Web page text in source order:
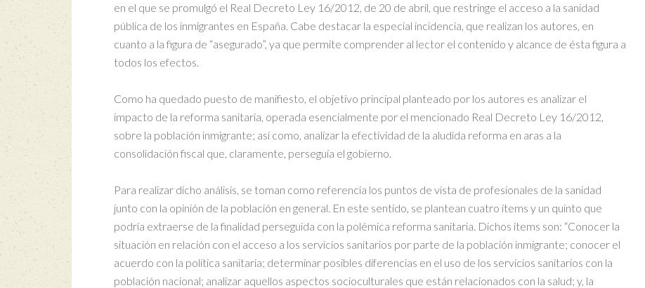
en el que se promulgó el Real Decreto Ley 16/2012, de 20 de abril, que restringe el acceso a la sanidad
pública de los inmigrantes en España. Cabe destacar la especial incidencia, que realizan los autores, en
cuanto a la figura de “asegurado”, ya que permite comprender al lector el contenido y alcance de ésta figura a
todos los efectos.
Como ha quedado puesto de manifiesto, el objetivo principal planteado por los autores es analizar el
impacto de la reforma sanitaria, operada esencialmente por el mencionado Real Decreto Ley 16/2012,
sobre la población inmigrante; así como, analizar la efectividad de la aludida reforma en aras a la
consolidación fiscal que, claramente, perseguía el gobierno.
Para realizar dicho análisis, se toman como referencia los puntos de vista de profesionales de la sanidad
junto con la opinión de la población en general. En este sentido, se plantean cuatro ítems y un quinto que
podría extraerse de la finalidad perseguida con la polémica reforma sanitaria. Dichos ítems son: “Conocer la
situación en relación con el acceso a los servicios sanitarios por parte de la población inmigrante; conocer el
acuerdo con la política sanitaria; determinar posibles diferencias en el uso de los servicios sanitarios con la
población nacional; analizar aquellos aspectos socioculturales que están relacionados con la salud; y, la